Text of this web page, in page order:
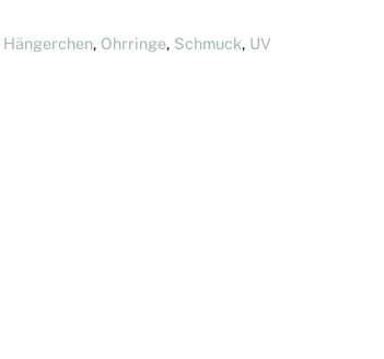
Hängerchen, Ohrringe, Schmuck, UV